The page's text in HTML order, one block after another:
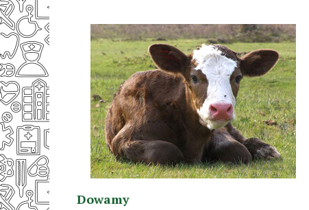
Dowamy